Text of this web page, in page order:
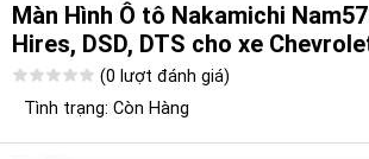
Màn Hình Ô tô Nakamichi
Hires, DSD, DTS cho xe
(0 lượt đánh giá)
Tình trạng: Còn Hàng